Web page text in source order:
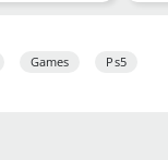
Games Ps5